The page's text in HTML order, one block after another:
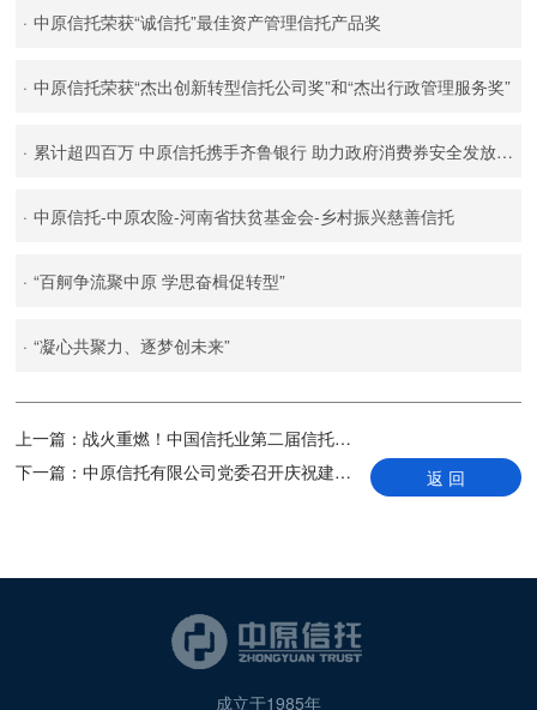
· 中原信托荣获“诚信托”最佳资产管理信托产品奖
· 中原信托荣获“杰出创新转型信托公司奖”和“杰出行政管理服务奖”
· 累计超四百万 中原信托携手齐鲁银行 助力政府消费券安全发放新路径
· 中原信托-中原农险-河南省扶贫基金会-乡村振兴慈善信托
· “百舸争流聚中原 学思奋楫促转型”
· “凝心共聚力、逐梦创未来”
上一篇：战火重燃！中国信托业第二届信托知识竞赛决战在即！
下一篇：中原信托有限公司党委召开庆祝建党102周年暨“七一”表彰大会 返 回
成立于1985年